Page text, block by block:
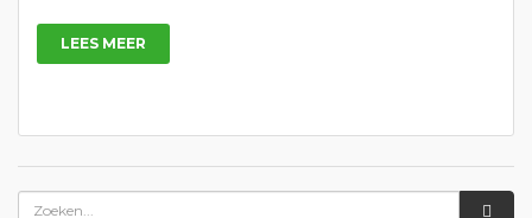
LEES MEER